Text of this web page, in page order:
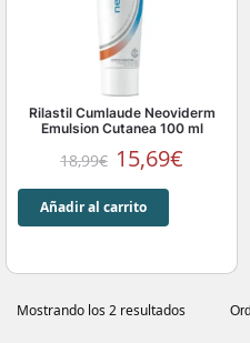
Rilastil Cumlaude Neoviderm
Emulsion Cutanea 100 ml
18,99€ 15,69€
Añadir al carrito
Mostrando los 2 resultados